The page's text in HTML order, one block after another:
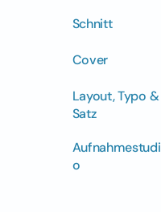
Schnitt
Cover
Layout, Typo &
Satz
Aufnahmestudi
o